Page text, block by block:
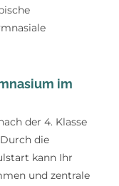
im
der 4. Klasse
die
kann Ihr
und zentrale